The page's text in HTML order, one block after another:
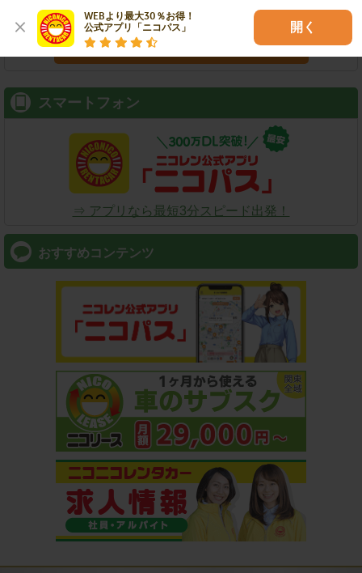
WEBより最大30％お得！
公式アプリ「ニコパス」
開く
スマートフォン
⇒ アプリなら最短3分スピード出発！
おすすめコンテンツ